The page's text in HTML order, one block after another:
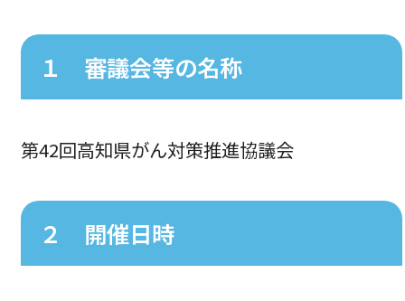
１ 審議会等の名称
第42回高知県がん対策推進協議会
２ 開催日時